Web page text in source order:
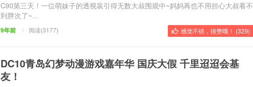
C90第三天！一位萌妹子的透视装引得无数大叔围观中~妈妈再也不用担心大叔看不
到胖次了~...
9年前 / 感觉不错，很赞哦！ (329)
阅读(3177)
DC10青岛幻梦动漫游戏嘉年华 国庆大假 千里迢迢会基
友！